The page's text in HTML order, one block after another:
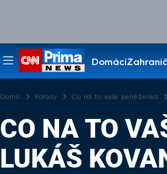
Domácí
Pořady
Domů Pořady Co na to vaše peněženka
CO NA TO
LUKÁŠ